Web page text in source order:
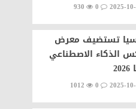
0
930
تستضيف معرض
الذكاء الاصطناعي
0
1012